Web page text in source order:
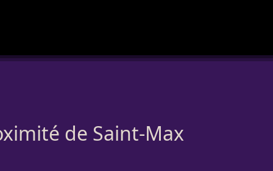
de Saint-Max